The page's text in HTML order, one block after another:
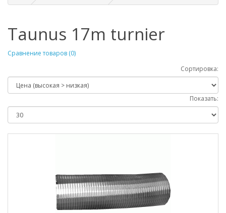
Taunus 17m turnier
Сравнение товаров (0)
Сортировка:
Показать: